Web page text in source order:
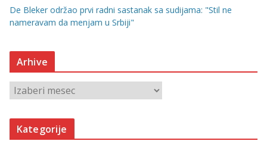
De Bleker održao prvi radni sastanak sa sudijama: "Stil ne
nameravam da menjam u Srbiji"
Arhive
r
h
Kategorije